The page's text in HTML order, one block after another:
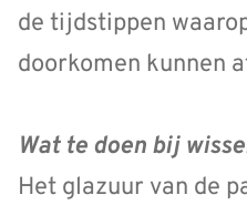
de tijdstippen
doorkomen kunnen
Wat te doen bij
Het glazuur van de